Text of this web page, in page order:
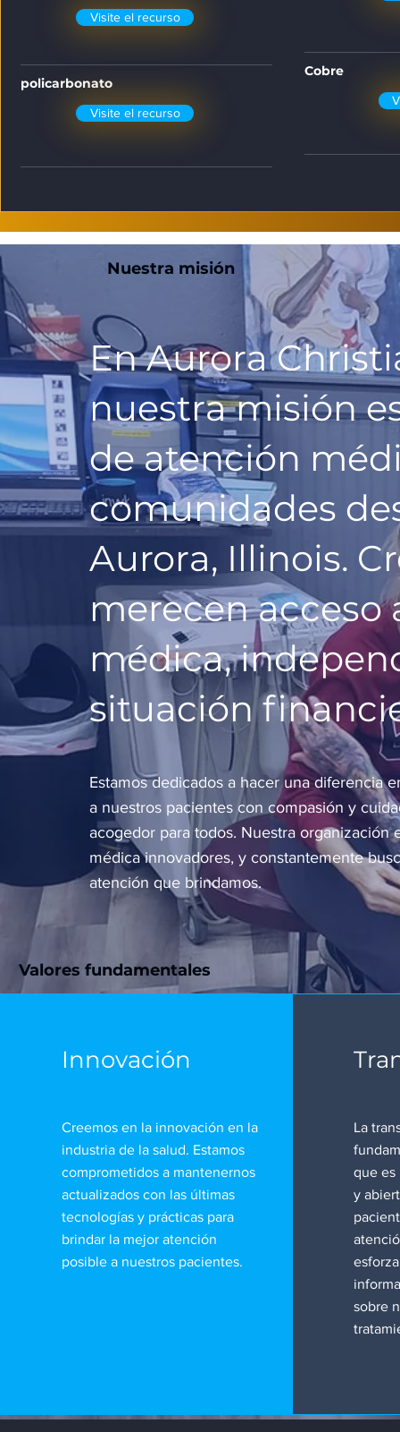
Visite el recurso
policarbonato
Visite el recurso
Cobre
Nuestra misión
En Aurora
nuestra misión
de atención
comunidades
Aurora, Illinois.
merecen acceso
médica,
situación
Estamos dedicados a hacer una diferencia
a nuestros pacientes con compasión y
acogedor para todos. Nuestra
médica innovadores, y constantemente
atención que brindamos.
Valores fundamentales
Innovación
Creemos en la innovación en la
industria de la salud. Estamos
comprometidos a mantenernos
actualizados con las últimas
tecnologías y prácticas para
brindar la mejor atención
posible a nuestros pacientes.
La
que es
y
sobre